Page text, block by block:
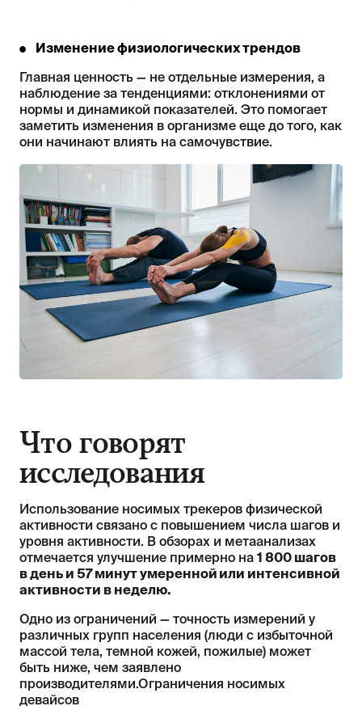
Изменение физиологических трендов
Главная ценность — не отдельные измерения, а
наблюдение за тенденциями: отклонениями от
нормы и динамикой показателей. Это помогает
заметить изменения в организме еще до того, как
они начинают влиять на самочувствие.
Что говорят
исследования
Использование носимых трекеров физической
активности связано с повышением числа шагов и
уровня активности. В обзорах и метаанализах
отмечается улучшение примерно на 1 800 шагов
в день и 57 минут умеренной или интенсивной
активности в неделю.
Одно из ограничений — точность измерений у
различных групп населения (люди с избыточной
массой тела, темной кожей, пожилые) может
быть ниже, чем заявлено
производителями.Ограничения носимых
девайсов